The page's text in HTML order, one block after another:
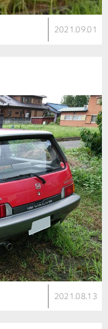
2021.09.01
2021.08.13